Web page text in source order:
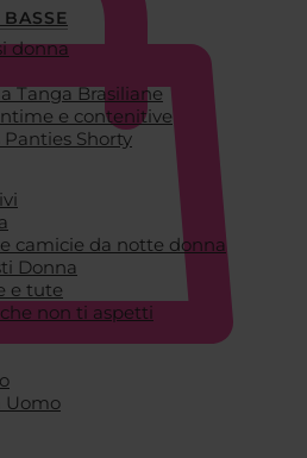
donna
Tanga Brasiliane
e contenitive
Shorty
camicie da notte donna
Donna
e tute
non ti aspetti
Uomo